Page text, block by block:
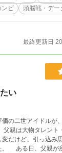
琴音。 「相手は必
」 コーチの魔法の
的なパワーでねじ
と成長していく、
ンビ 頭脳戦・デー
最終更新日
い
の二世アイドルが
変だけど、引っ込
ついてい